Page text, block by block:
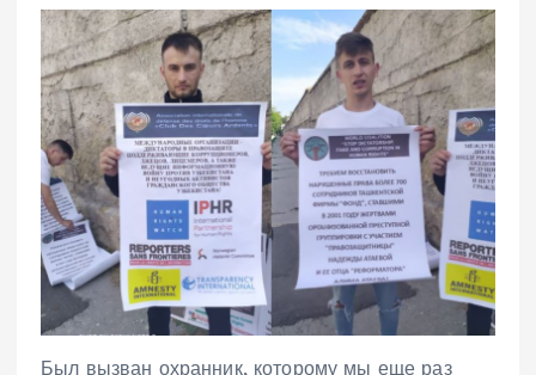
Был вызван охранник, которому мы еще раз